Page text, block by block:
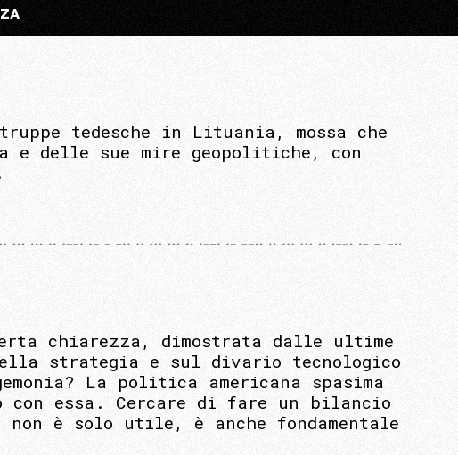
tedesche in Lituania, mossa che
e delle sue mire geopolitiche, con
chiarezza, dimostrata dalle ultime
strategia e sul divario tecnologico
La politica americana spasima
essa. Cercare di fare un bilancio
è solo utile, è anche fondamentale